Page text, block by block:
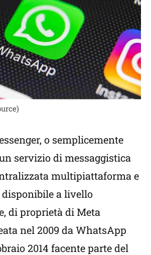
o semplicemente
servizio di messaggistica
multipiattaforma e
a livello
di proprietà di Meta
nel 2009 da WhatsApp
2014 facente parte del